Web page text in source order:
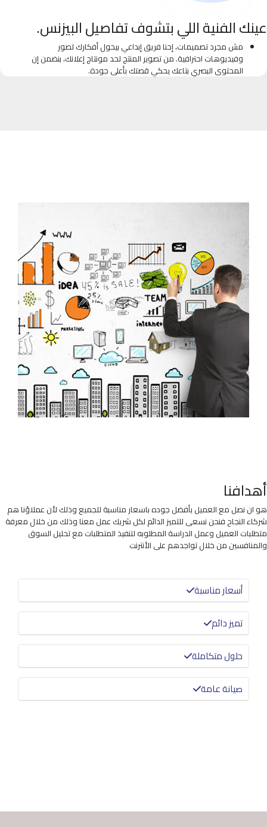
عينك الفنية اللي بتشوف تفاصيل البيزنس.
مش مجرد تصميمات، إحنا فريق إبداعي بيحول أفكارك لصور
وفيديوهات احترافية. من تصوير المنتج لحد مونتاج إعلانك، بنضمن إن
المحتوى البصري بتاعك يحكي قصتك بأعلى جودة.
أهدافنا
هو ان نصل مع العميل بأفضل جوده باسعار مناسبة للجميع وذلك لأن عملاؤنا هم
شركاء النجاح فنحن نسعى للتميز الدائم لكل شريك عمل معنا وذلك من خلال معرفة
متطلبات العميل وعمل الدراسة المطلوبه لتنفيذ المتطلبات مع تحليل السوق
والمنافسين من خلال تواجدهم على الأنترنت
أسعار مناسبة
تميز دائم
حلول متكاملة
صيانة عامة